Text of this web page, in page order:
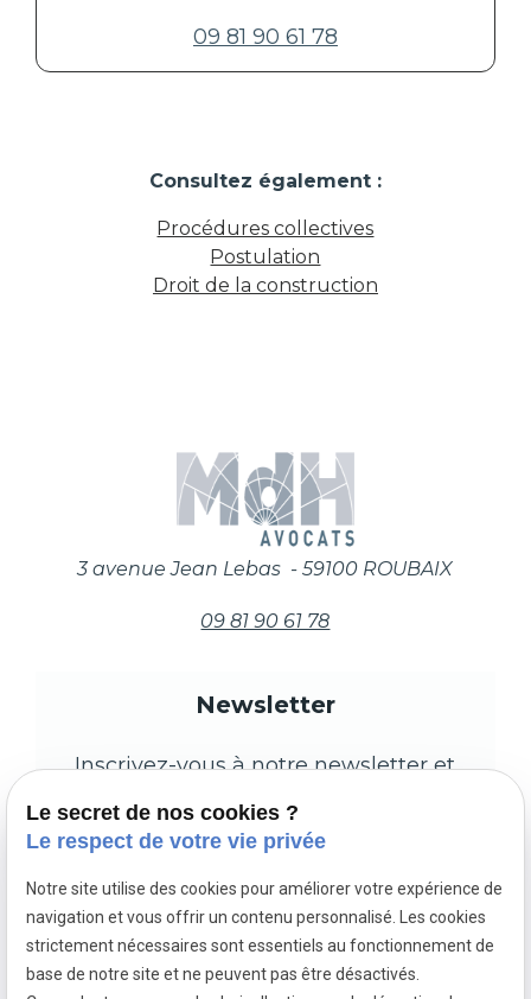
09 81 90 61 78
Consultez également :
Procédures collectives
Postulation
Droit de la construction
3 avenue Jean Lebas - 59100 ROUBAIX
09 81 90 61 78
Newsletter
Inscrivez-vous à notre newsletter et
restez informés des prochains
évènements et promotions.
Le secret de nos cookies ?
Le respect de votre vie privée
Notre site utilise des cookies pour améliorer votre expérience de
navigation et vous offrir un contenu personnalisé. Les cookies
strictement nécessaires sont essentiels au fonctionnement de
base de notre site et ne peuvent pas être désactivés.